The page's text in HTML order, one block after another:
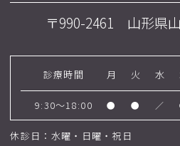
〒990-2461 山形県
診療時間 月 火 水
9:30～18:00 ● ● ／
休診日：水曜・日曜・祝日